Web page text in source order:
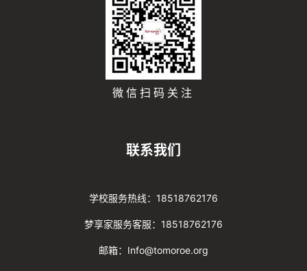
微信扫码关注
联系我们
学校服务热线：18518762176
梦享家服务客服：18518762176
邮箱：Info@tomoroe.org